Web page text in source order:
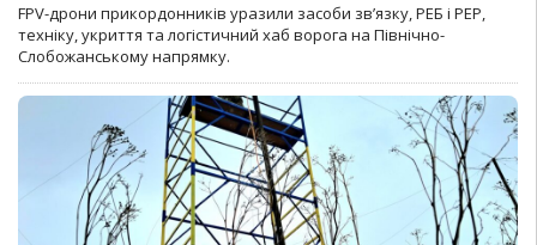
FPV-дрони прикордонників уразили засоби зв’язку, РЕБ і РЕР,
техніку, укриття та логістичний хаб ворога на Північно-
Слобожанському напрямку.